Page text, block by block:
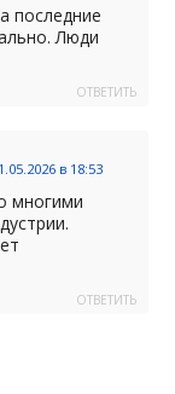
последние
Люди
ОТВЕТИТЬ
в 18:53
многими
ОТВЕТИТЬ